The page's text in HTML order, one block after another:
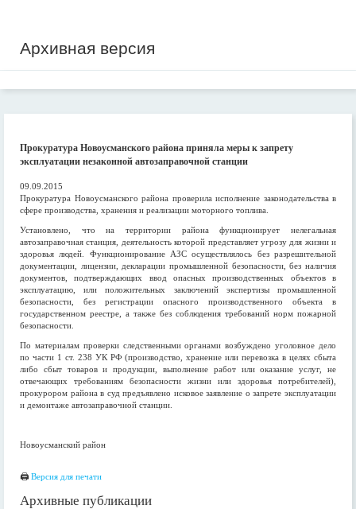
Архивная версия
Прокуратура Новоусманского района приняла меры к запрету
эксплуатации незаконной автозаправочной станции
09.09.2015
Прокуратура Новоусманского района проверила исполнение законодательства в
сфере производства, хранения и реализации моторного топлива.
Установлено, что на территории района функционирует нелегальная
автозаправочная станция, деятельность которой представляет угрозу для жизни и
здоровья людей. Функционирование АЗС осуществлялось без разрешительной
документации, лицензии, декларации промышленной безопасности, без наличия
документов, подтверждающих ввод опасных производственных объектов в
эксплуатацию, или положительных заключений экспертизы промышленной
безопасности, без регистрации опасного производственного объекта в
государственном реестре, а также без соблюдения требований норм пожарной
безопасности.
По материалам проверки следственными органами возбуждено уголовное дело
по части 1 ст. 238 УК РФ (производство, хранение или перевозка в целях сбыта
либо сбыт товаров и продукции, выполнение работ или оказание услуг, не
отвечающих требованиям безопасности жизни или здоровья потребителей),
прокурором района в суд предъявлено исковое заявление о запрете эксплуатации
и демонтаже автозаправочной станции.
Новоусманский район
🖨 Версия для печати
Архивные публикации